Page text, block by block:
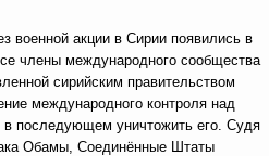
военной акции в Сирии появились в
члены международного сообщества
сирийским правительством
международного контроля над
последующем уничтожить его. Судя
Обамы, Соединённые Штаты